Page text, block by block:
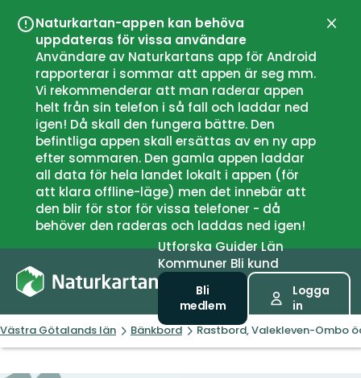
Naturkartan-appen kan behöva
uppdateras för vissa användare
Användare av Naturkartans app för Android
rapporterar i sommar att appen är seg mm.
Vi rekommenderar att man raderar appen
helt från sin telefon i så fall och laddar ned
igen! Då skall den fungera bättre. Den
befintliga appen skall ersättas av en ny app
efter sommaren. Den gamla appen laddar
all data för hela landet lokalt i appen (för
att klara offline-läge) men det innebär att
den blir för stor för vissa telefoner - då
behöver den raderas och laddas ned igen!
UtforskaGuiderLän
Kommuner Bli kund
Bli
medlem
Logga
in
Västra Götalands län Bänkbord Rastbord, Valekleven-Ombo